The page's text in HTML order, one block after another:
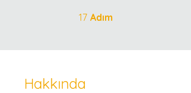
17 Adım
Hakkında